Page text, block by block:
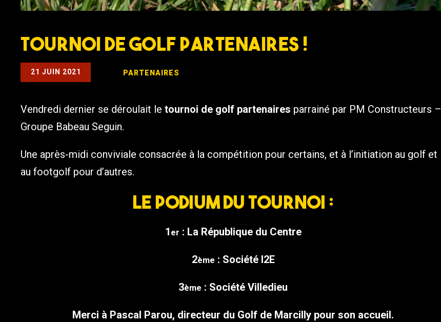
Tournoi de Golf Partenaires !
21 JUIN 2021 PARTENAIRES
Vendredi dernier se déroulait le tournoi de golf partenaires parrainé par PM Constructeurs –
Groupe Babeau Seguin.
Une après-midi conviviale consacrée à la compétition pour certains, et à l’initiation au golf et
au footgolf pour d’autres.
Le podium du tournoi :
1 er : La République du Centre
2ème : Société I2E
3ème : Société Villedieu
Merci à Pascal Parou, directeur du Golf de Marcilly pour son accueil.